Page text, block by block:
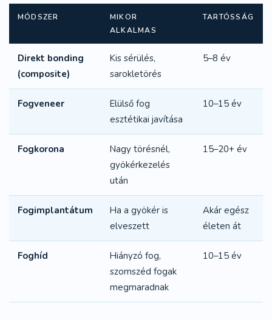
MÓDSZER
MIKOR
ALKALMAS
TARTÓSSÁG
Direkt bonding
(composite)
Kis sérülés,
sarokletörés
5–8 év
Fogveneer
Elülső fog
esztétikai javítása
10–15 év
Fogkorona
Nagy törésnél,
gyökérkezelés
után
15–20+ év
Fogimplantátum
Ha a gyökér is
elveszett
Akár egész
életen át
Foghíd
Hiányzó fog,
szomszéd fogak
megmaradnak
10–15 év